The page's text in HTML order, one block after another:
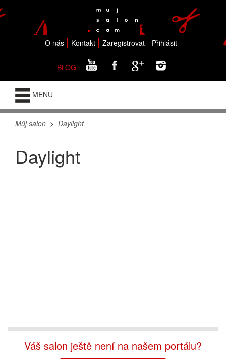
O nás Kontakt Zaregistrovat Přihlásit
BLOG
MENU
Můj salon > Daylight
Daylight
Váš salon ještě není na našem portálu?